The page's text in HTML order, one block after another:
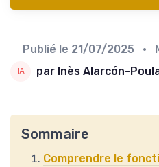
Publié le 21/07/2025 •
par Inès Alarcón-
Sommaire
Comprendre le